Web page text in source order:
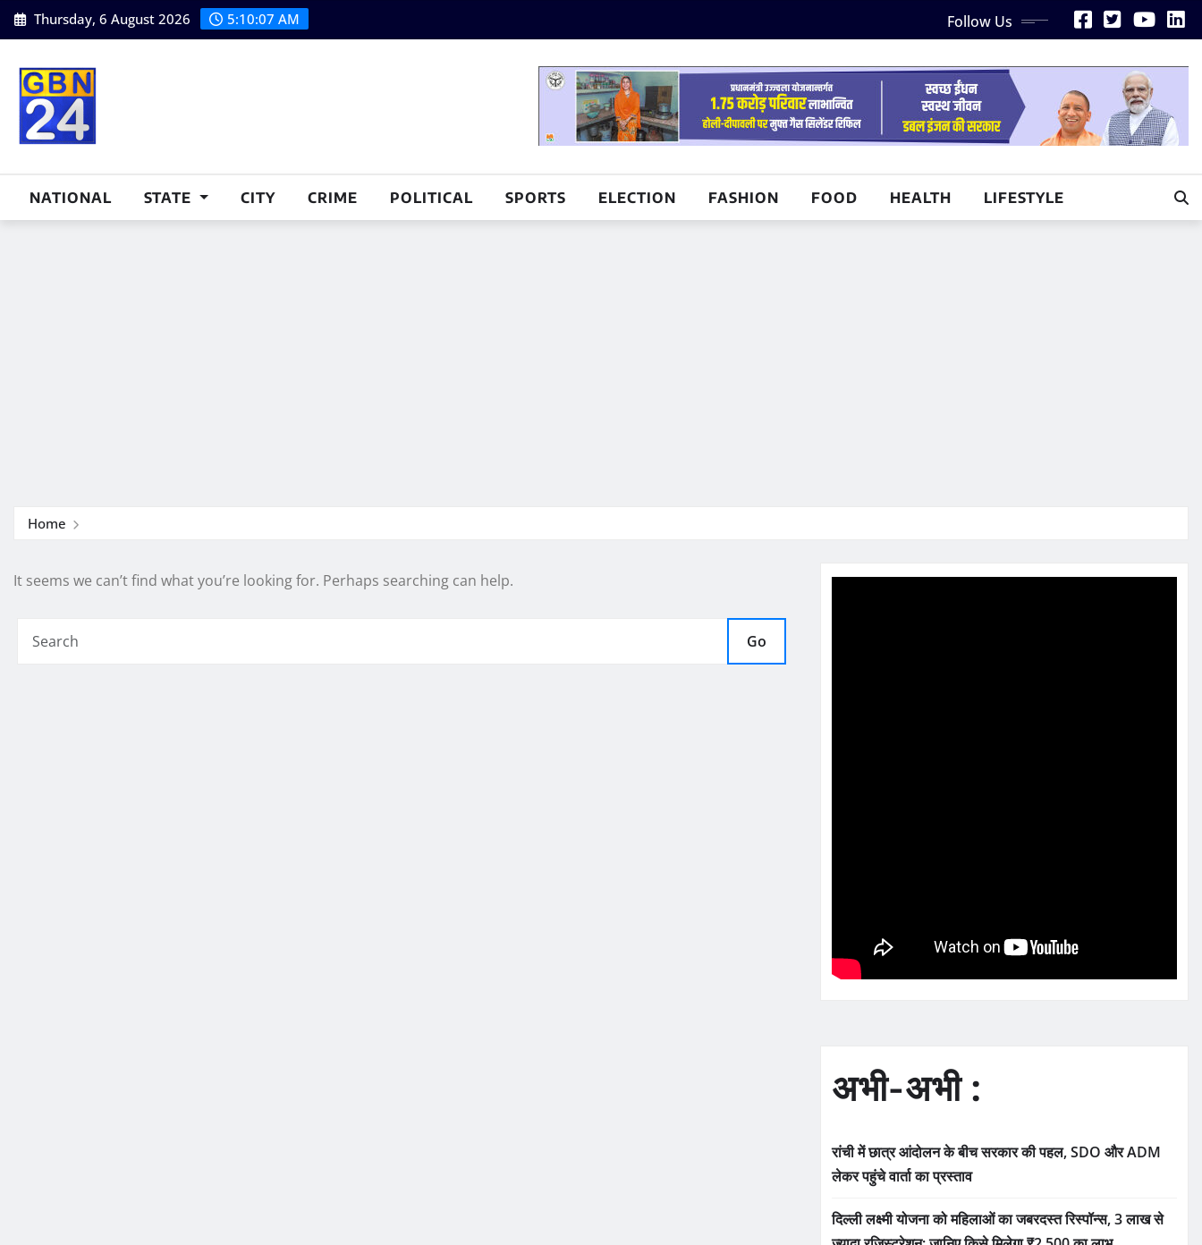
Skip
to
Thursday, 6 August 2026 5:10:08 AM Follow Us
NATIONAL STATE CITY CRIME POLITICAL SPORTS ELECTION FASHION FOOD HEALTH LIFESTYLE
Home
It seems we can’t find what you’re looking for. Perhaps searching can help.
Go
अभी-अभी :
रांची में छात्र आंदोलन के बीच सरकार की पहल, SDO और ADM
लेकर पहुंचे वार्ता का प्रस्ताव
दिल्ली लक्ष्मी योजना को महिलाओं का जबरदस्त रिस्पॉन्स, 3 लाख से